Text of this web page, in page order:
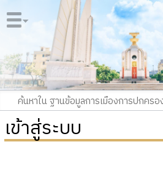
เข้าสู่ระบบ